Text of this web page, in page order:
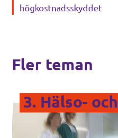
högkostnadsskyddet
Fler teman
3. Hälso-